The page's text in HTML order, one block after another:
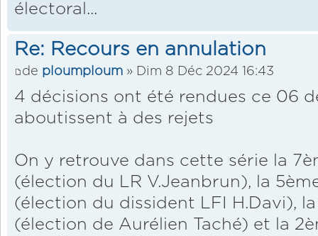
électoral...
Re: Recours en annulation
de ploumploum » Dim 8 Déc 2024 16:43
4 décisions ont été rendues ce 06
aboutissent à des rejets
On y retrouve dans cette série la
(élection du LR V.Jeanbrun), la
(élection du dissident LFI H.Davi),
(élection de Aurélien Taché) et la